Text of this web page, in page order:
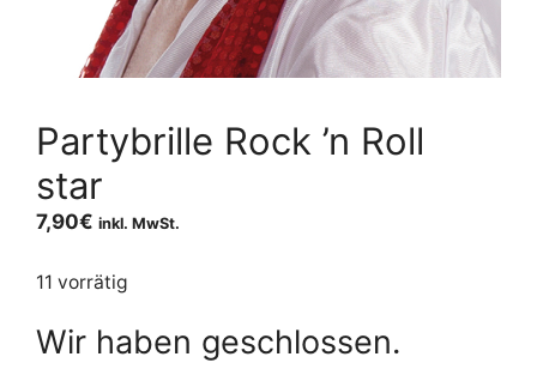
Partybrille Rock ’n Roll
star
7,90€ inkl. MwSt.
11 vorrätig
Wir haben geschlossen.